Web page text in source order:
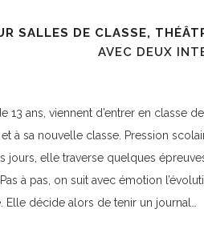
SALLES DE CLASSE,
AVEC DEUX
13 ans, viennent d’entrer en classe
et à sa nouvelle classe. Pression
jours, elle traverse quelques
à pas, on suit avec émotion
décide alors de tenir un journal…